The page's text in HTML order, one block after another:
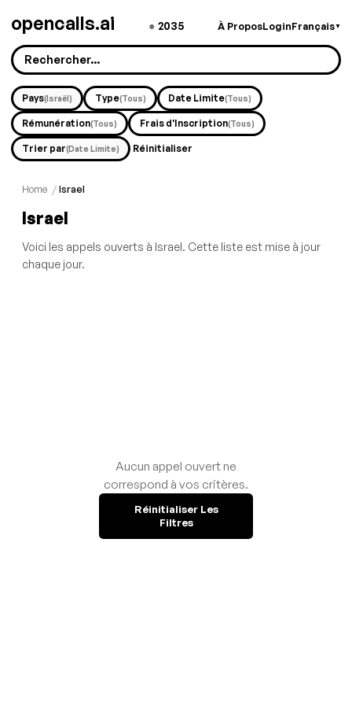
opencalls.ai ● 2035 À ProposLoginFrançais▼
Pays(Israël) Type(Tous) Date Limite(Tous)
Rémunération(Tous) Frais d'Inscription(Tous)
Trier par(Date Limite) Réinitialiser
Home / Israel
Israel
Voici les appels ouverts à Israel. Cette liste est mise à jour
chaque jour.
Aucun appel ouvert ne
correspond à vos critères.
Réinitialiser Les
Filtres